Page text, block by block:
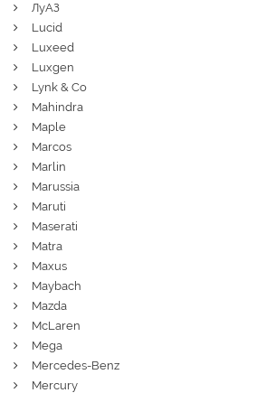
ЛуАЗ
Lucid
Luxeed
Luxgen
Lynk & Co
Mahindra
Maple
Marcos
Marlin
Marussia
Maruti
Maserati
Matra
Maxus
Maybach
Mazda
McLaren
Mega
Mercedes-Benz
Mercury